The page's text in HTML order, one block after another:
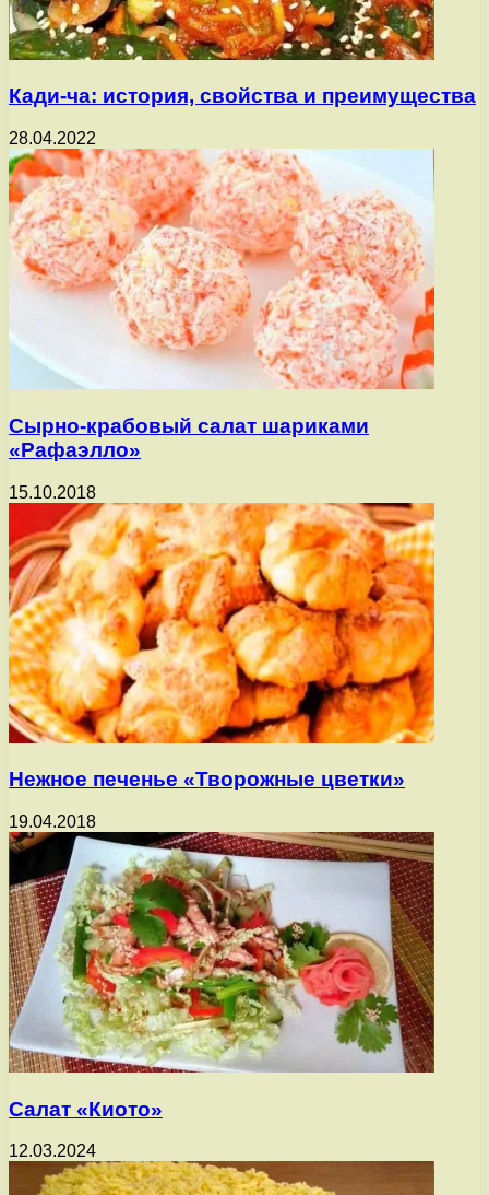
Кади-ча: история, свойства и преимущества
28.04.2022
Сырно-крабовый салат шариками
«Рафаэлло»
15.10.2018
Нежное печенье «Творожные цветки»
19.04.2018
Салат «Киото»
12.03.2024